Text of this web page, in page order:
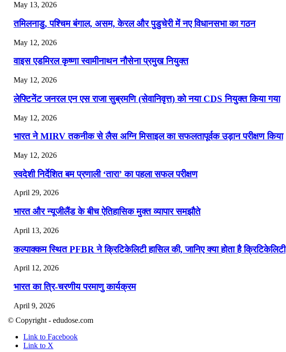
📝 डेली करेंट अफेयर्स: 19-21 जुलाई 2026
July 19, 2026
📝 डेली करेंट अफेयर्स: 16-18 जुलाई 2026
May 13, 2026
तमिलनाडु, पश्चिम बंगाल, असम, केरल और पुडुचेरी में नए विधानसभा का गठन
May 12, 2026
वाइस एडमिरल कृष्णा स्वामीनाथन नौसेना प्रमुख नियुक्त
May 12, 2026
लेफ्टिनेंट जनरल एन एस राजा सुब्रमणि (सेवानिवृत्त) को नया CDS नियुक्त किया गया
May 12, 2026
भारत ने MIRV तकनीक से लैस अग्नि मिसाइल का सफलतापूर्वक उड़ान परीक्षण किया
May 12, 2026
स्वदेशी निर्देशित बम प्रणाली ‘तारा’ का पहला सफल परीक्षण
April 29, 2026
भारत और न्यूजीलैंड के बीच ऐतिहासिक मुक्त व्यापार समझौते
April 13, 2026
कल्पाक्कम स्थित PFBR ने क्रिटिकेलिटी हासिल की, जानिए क्या होता है क्रिटिकेलिटी
April 12, 2026
भारत का त्रि-चरणीय परमाणु कार्यक्रम
April 9, 2026
नासा का आर्टेमिस-2 मिशन: मनुष्य एक बार फिर से चंद्रमा के करीब पहुंचा
April 7, 2026
© Copyright - edudose.com
Link to Facebook
Link to X